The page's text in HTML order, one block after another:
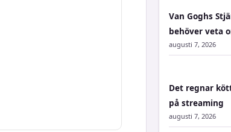
Van Goghs
behöver veta
augusti 7, 2026
Det regnar
på streaming
augusti 7, 2026